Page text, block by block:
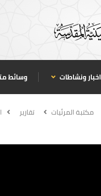
اخبار ونشاطات وسائط
مكتبة المرئيات تقارير